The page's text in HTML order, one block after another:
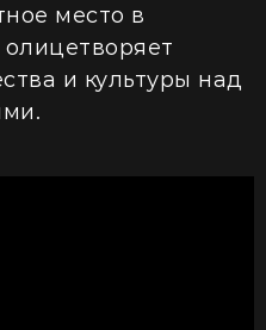
место в
и культуры над